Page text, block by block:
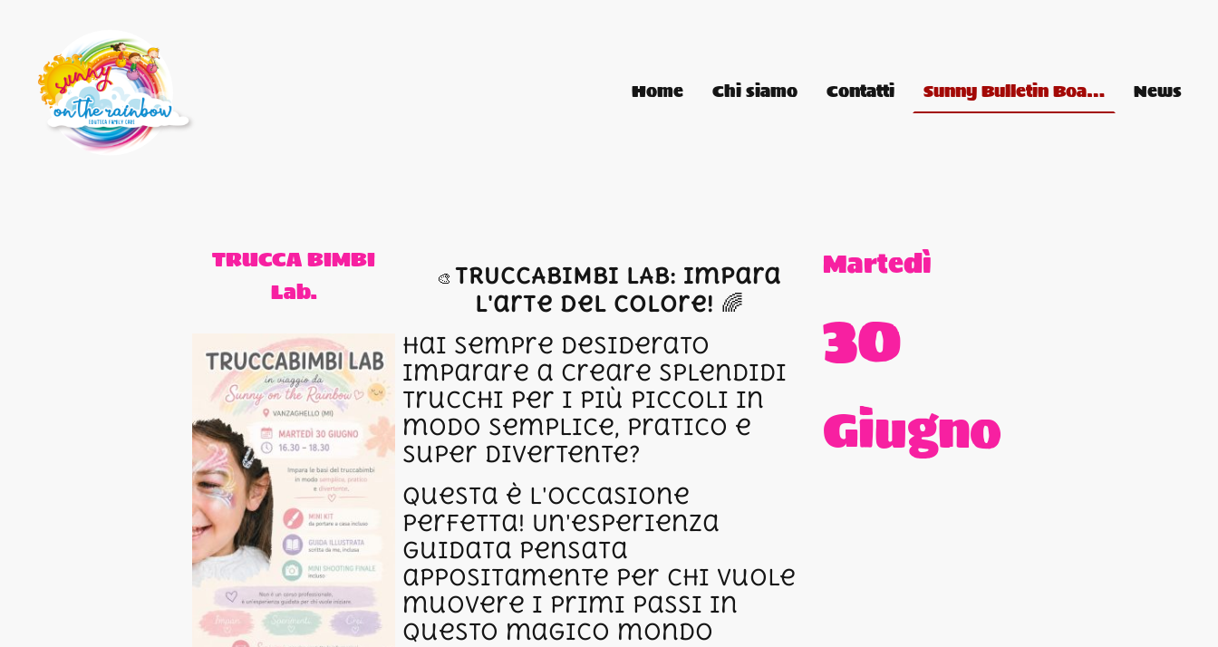
Home Chi siamo Contatti Sunny Bulletin Board News
TRUCCA BIMBI
Lab.
🎨 TRUCCABIMBI LAB: Impara
l'arte del colore! 🌈
Hai sempre desiderato
imparare a creare splendidi
trucchi per i più piccoli in
modo semplice, pratico e
super divertente?
Questa è l'occasione
perfetta! Un'esperienza
guidata pensata
appositamente per chi vuole
muovere i primi passi in
questo magico mondo
Martedì
30
Giugno